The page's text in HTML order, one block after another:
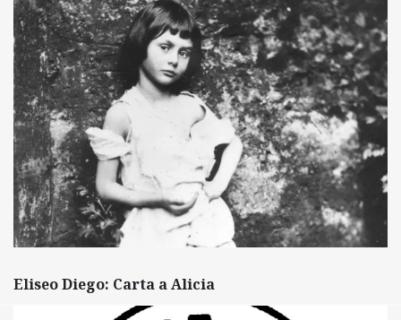
Eliseo Diego: Carta a Alicia